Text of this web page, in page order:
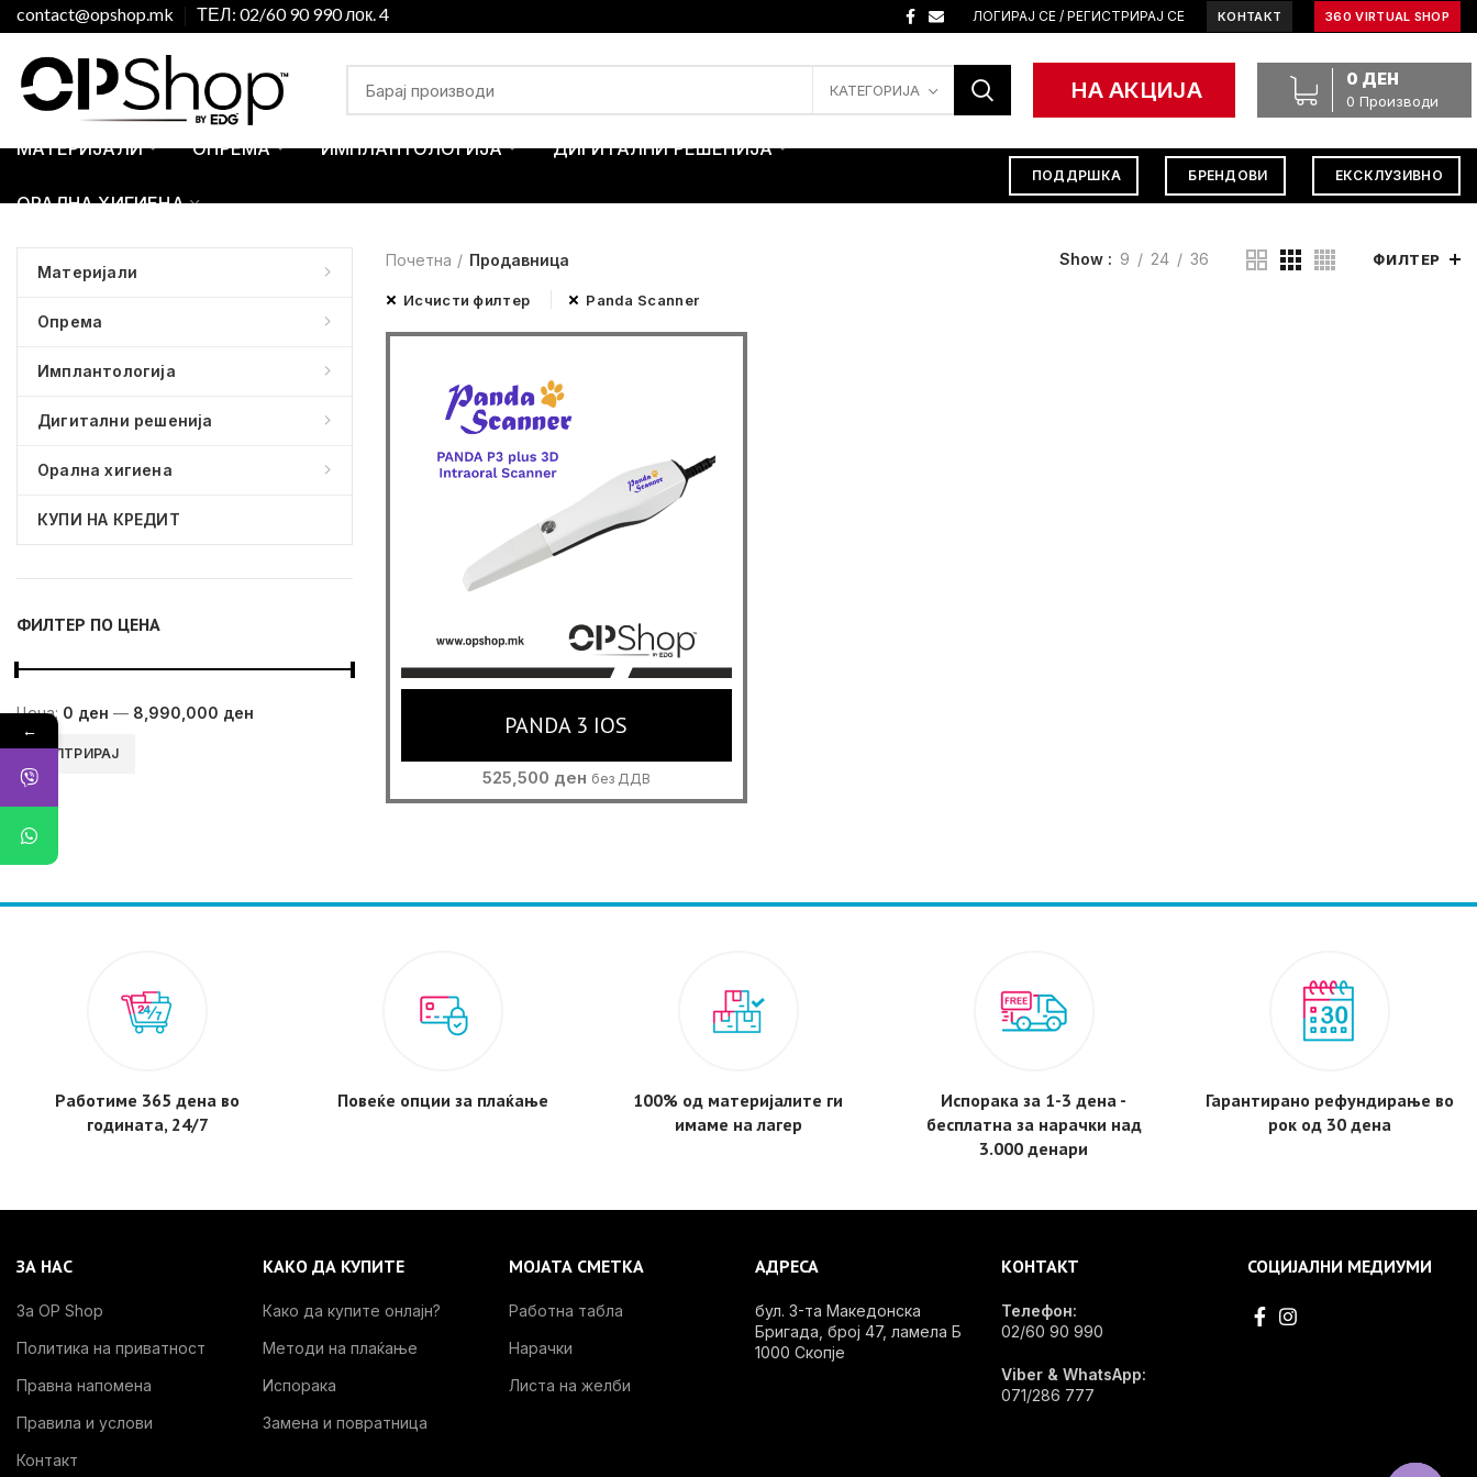
contact@opshop.mk ТЕЛ: 02/60 90 990 лок. 4 ЛОГИРАЈ СЕ / РЕГИСТРИРАЈ СЕ КОНТАКТ 360 VIRTUAL SHOP
КАТЕГОРИЈА НА АКЦИЈА 0 Производи
0 ДЕН
МАТЕРИЈАЛИ ОПРЕМА ИМПЛАНТОЛОГИЈА ДИГИТАЛНИ РЕШЕНИЈА
ОРАЛНА ХИГИЕНА
ПОДДРШКА БРЕНДОВИ ЕКСКЛУЗИВНО
Материјали
Опрема
Имплантологија
Дигитални решенија
Орална хигиена
КУПИ НА КРЕДИТ
ФИЛТЕР ПО ЦЕНА
Мин.
цена
Максимална
цена
ФИЛТРИРАЈ
Цена: 0 ден — 8,990,000 ден
Почетна Продавница Show 9 24 36 ФИЛТЕР
Исчисти филтер Panda Scanner
PANDA 3 IOS
525,500 ден без ДДВ
Работиме 365 дена во
годината, 24/7
Повеќе опции за плаќање
100% од материјалите ги
имаме на лагер
Испорака за 1-3 дена -
бесплатнa за нарачки над
3.000 денари
Гарантирано рефундирање во
рок од 30 дена
ЗА НАС
За OP Shop
Политика на приватност
Правна напомена
Правила и услови
Контакт
КАКО ДА КУПИТЕ
Како да купите онлајн?
Методи на плаќање
Испорака
Замена и повратница
МОЈАТА СМЕТКА
Работна табла
Нарачки
Листа на желби
АДРЕСА
бул. 3-та Македонска
Бригада, број 47, ламела Б
1000 Скопје
КОНТАКТ
Телефон:
02/60 90 990
Viber & WhatsApp:
071/286 777
СОЦИЈАЛНИ МЕДИУМИ
←